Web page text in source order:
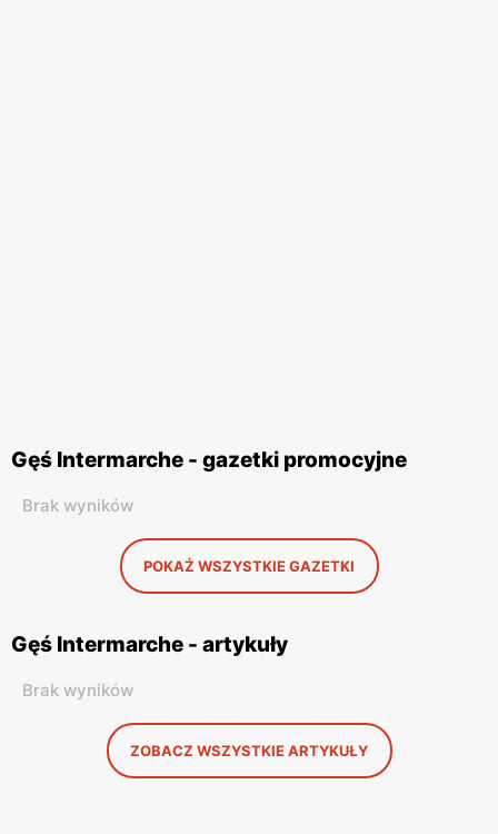
Gęś Intermarche - gazetki promocyjne
Brak wyników
POKAŻ WSZYSTKIE GAZETKI
Gęś Intermarche - artykuły
Brak wyników
ZOBACZ WSZYSTKIE ARTYKUŁY